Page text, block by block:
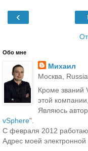
‹
Обо мне
Михаил
Москва, Russia
Кроме званий
этой
Являюсь
vSphere".
С февраля 2012
Адрес моей электронной